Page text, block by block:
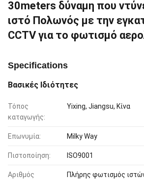
30meters δύναμη που
ιστό Πολωνός με την
CCTV για το φωτισμό
Specifications
Βασικές Ιδιότητες
Τόπος
καταγωγής:
Yixing, Jiangsu, Κίνα
Επωνυμία: Milky Way
Πιστοποίηση: ISO9001
Αριθμός
Πλήρης φωτισμός